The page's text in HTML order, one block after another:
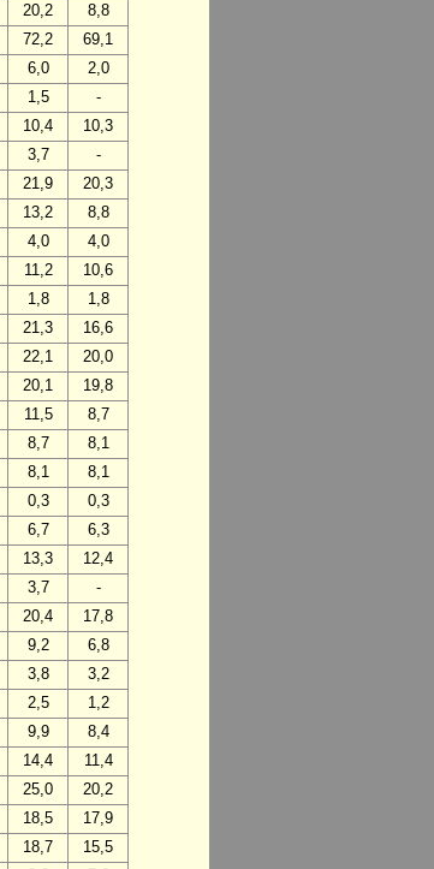
20,2
8,8
72,2
69,1
6,0
2,0
1,5
-
10,4
10,3
3,7
-
21,9
20,3
13,2
8,8
4,0
4,0
11,2
10,6
1,8
1,8
21,3
16,6
22,1
20,0
20,1
19,8
11,5
8,7
8,7
8,1
8,1
8,1
0,3
0,3
6,7
6,3
13,3
12,4
3,7
-
20,4
17,8
9,2
6,8
3,8
3,2
2,5
1,2
9,9
8,4
14,4
11,4
25,0
20,2
18,5
17,9
18,7
15,5